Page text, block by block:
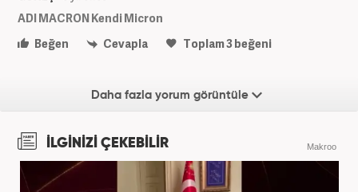
ADI MACRON Kendi Micron
Beğen
Cevapla Toplam3beğeni
Daha fazla yorum görüntüle
İLGİNİZİ ÇEKEBİLİR Makroo